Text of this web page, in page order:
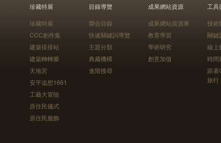
珍藏特展
珍藏特展
CCC創作集
建築排排站
建築轉轉樂
天地宮
安平追想1661
工藝大冒險
原住民儀式
原住民服飾
目錄導覽
聯合目錄
快速關鍵詞導覽
主題分類
典藏機構
進階搜尋
成果網站資源
成果網站資源庫
教育學習
學術研究
創意加值
工具
技術
關鍵
線上
時間
跟
旅行